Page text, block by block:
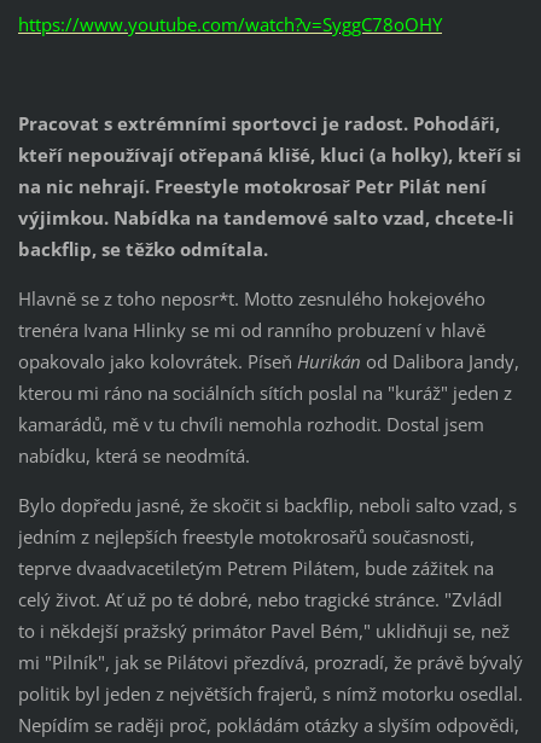
https://www.youtube.com/watch?v=SyggC78oOHY
Pracovat s extrémními sportovci je radost. Pohodáři,
kteří nepoužívají otřepaná klišé, kluci (a holky), kteří si
na nic nehrají. Freestyle motokrosař Petr Pilát není
výjimkou. Nabídka na tandemové salto vzad, chcete-li
backflip, se těžko odmítala.
Hlavně se z toho neposr*t. Motto zesnulého hokejového
trenéra Ivana Hlinky se mi od ranního probuzení v hlavě
opakovalo jako kolovrátek. Píseň Hurikán od Dalibora Jandy,
kterou mi ráno na sociálních sítích poslal na "kuráž" jeden z
kamarádů, mě v tu chvíli nemohla rozhodit. Dostal jsem
nabídku, která se neodmítá.
Bylo dopředu jasné, že skočit si backflip, neboli salto vzad, s
jedním z nejlepších freestyle motokrosařů současnosti,
teprve dvaadvacetiletým Petrem Pilátem, bude zážitek na
celý život. Ať už po té dobré, nebo tragické stránce. "Zvládl
to i někdejší pražský primátor Pavel Bém," uklidňuji se, než
mi "Pilník", jak se Pilátovi přezdívá, prozradí, že právě bývalý
politik byl jeden z největších frajerů, s nímž motorku osedlal.
Nepídím se raději proč, pokládám otázky a slyším odpovědi,